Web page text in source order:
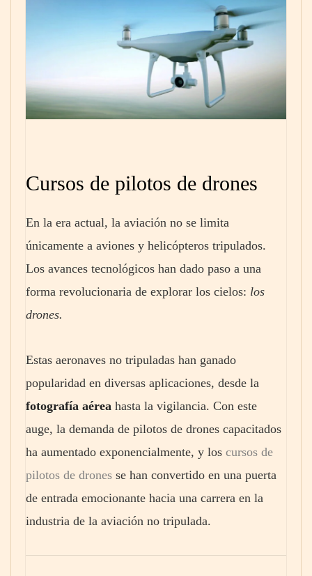
Cursos de pilotos de drones
En la era actual, la aviación no se limita
únicamente a aviones y helicópteros tripulados.
Los avances tecnológicos han dado paso a una
forma revolucionaria de explorar los cielos: los
drones.
Estas aeronaves no tripuladas han ganado
popularidad en diversas aplicaciones, desde la
fotografía aérea hasta la vigilancia. Con este
auge, la demanda de pilotos de drones capacitados
ha aumentado exponencialmente, y los cursos de
pilotos de drones se han convertido en una puerta
de entrada emocionante hacia una carrera en la
industria de la aviación no tripulada.